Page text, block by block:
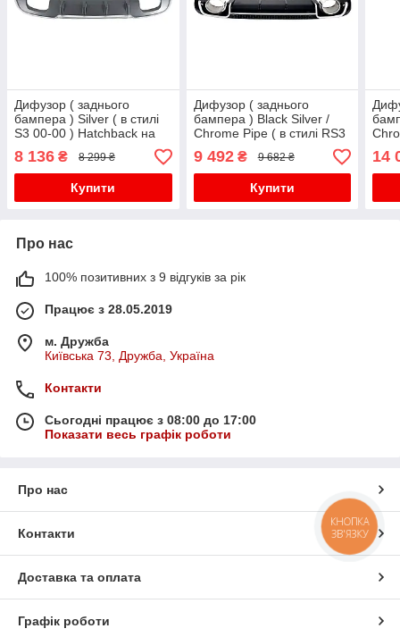
Дифузор ( заднього
бампера ) Silver ( в стилі
S3 00-00 ) Hatchback на
Audi A3 8V 2016-2020 року
8 136 ₴ 8 299 ₴
Купити
Дифузор ( заднього
бампера ) Black Silver /
Chrome Pipe ( в стилі RS3
) Hatchback на Audi A3 8V
2012-2016 року
9 492₴ 9 682 ₴
Купити
)
14
Про нас
100% позитивних з 9 відгуків за рік
Працює з 28.05.2019
м. Дружба
Київська 73, Дружба, Україна
Контакти
Сьогодні працює з 08:00 до 17:00
Показати весь графік роботи
Про нас
Контакти
Доставка та оплата
Графік роботи
КНОПКА
ЗВ'ЯЗКУ